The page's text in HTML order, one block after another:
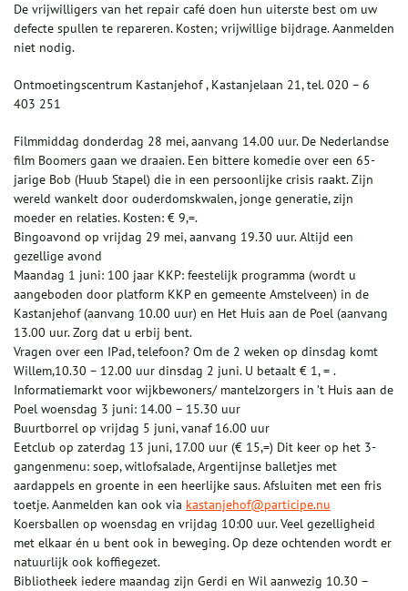
De vrijwilligers van het repair café doen hun uiterste best om uw
defecte spullen te repareren. Kosten; vrijwillige bijdrage. Aanmelden
niet nodig.
Ontmoetingscentrum Kastanjehof , Kastanjelaan 21, tel. 020 – 6
403 251
Filmmiddag donderdag 28 mei, aanvang 14.00 uur. De Nederlandse
film Boomers gaan we draaien. Een bittere komedie over een 65-
jarige Bob (Huub Stapel) die in een persoonlijke crisis raakt. Zijn
wereld wankelt door ouderdomskwalen, jonge generatie, zijn
moeder en relaties. Kosten: € 9,=.
Bingoavond op vrijdag 29 mei, aanvang 19.30 uur. Altijd een
gezellige avond
Maandag 1 juni: 100 jaar KKP: feestelijk programma (wordt u
aangeboden door platform KKP en gemeente Amstelveen) in de
Kastanjehof (aanvang 10.00 uur) en Het Huis aan de Poel (aanvang
13.00 uur. Zorg dat u erbij bent.
Vragen over een IPad, telefoon? Om de 2 weken op dinsdag komt
Willem,10.30 – 12.00 uur dinsdag 2 juni. U betaalt € 1, = .
Informatiemarkt voor wijkbewoners/ mantelzorgers in ’t Huis aan de
Poel woensdag 3 juni: 14.00 – 15.30 uur
Buurtborrel op vrijdag 5 juni, vanaf 16.00 uur
Eetclub op zaterdag 13 juni, 17.00 uur (€ 15,=) Dit keer op het 3-
gangenmenu: soep, witlofsalade, Argentijnse balletjes met
aardappels en groente in een heerlijke saus. Afsluiten met een fris
toetje. Aanmelden kan ook via kastanjehof@participe.nu
Koersballen op woensdag en vrijdag 10:00 uur. Veel gezelligheid
met elkaar én u bent ook in beweging. Op deze ochtenden wordt er
natuurlijk ook koffiegezet.
Bibliotheek iedere maandag zijn Gerdi en Wil aanwezig 10.30 –